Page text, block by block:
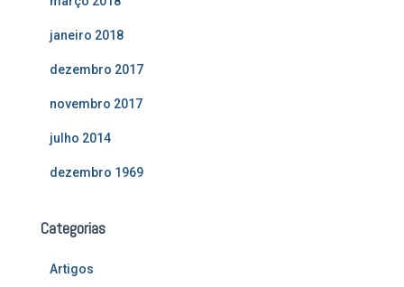
janeiro 2018
dezembro 2017
novembro 2017
julho 2014
dezembro 1969
Categorias
Artigos